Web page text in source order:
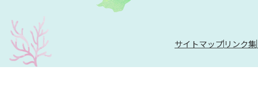
サイトマップリンク集